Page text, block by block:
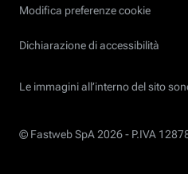
Modifica preferenze cookie
Dichiarazione di accessibilità
Le immagini all’interno del sito
© Fastweb SpA 2026 - P.IVA